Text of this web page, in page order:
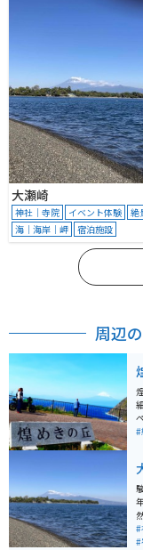
大瀬崎
神社｜寺院 イベント体験
絶
海｜海岸｜岬
宿泊施設
周辺
#
#
#